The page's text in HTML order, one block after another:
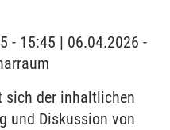
- 15:45 | 06.04.2026 -
sich der inhaltlichen
und Diskussion von